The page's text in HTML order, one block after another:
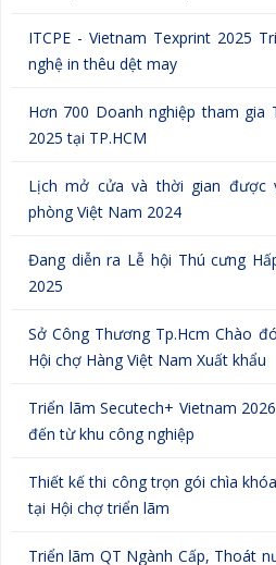
ITCPE - Vietnam Texprint 2025
nghệ in thêu dệt may
Hơn 700 Doanh nghiệp tham gia
2025 tại TP.HCM
Lịch mở cửa và thời gian được
phòng Việt Nam 2024
Đang diễn ra Lễ hội Thú cưng
2025
Sở Công Thương Tp.Hcm Chào
Hội chợ Hàng Việt Nam Xuất khẩu
Triển lãm Secutech+ Vietnam
đến từ khu công nghiệp
Thiết kế thi công trọn gói chìa
tại Hội chợ triển lãm
Triển lãm QT Ngành Cấp, Thoát